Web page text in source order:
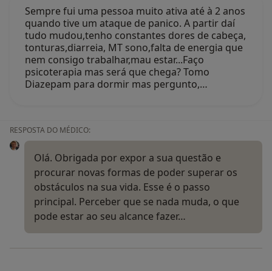
Sempre fui uma pessoa muito ativa até à 2 anos
quando tive um ataque de panico. A partir daí
tudo mudou,tenho constantes dores de cabeça,
tonturas,diarreia, MT sono,falta de energia que
nem consigo trabalhar,mau estar...Faço
psicoterapia mas será que chega? Tomo
Diazepam para dormir mas pergunto,…
RESPOSTA DO MÉDICO:
Olá. Obrigada por expor a sua questão e
procurar novas formas de poder superar os
obstáculos na sua vida. Esse é o passo
principal. Perceber que se nada muda, o que
pode estar ao seu alcance fazer…